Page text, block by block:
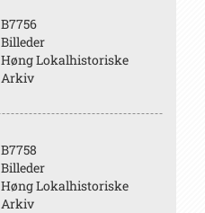
B7756
Billeder
Høng Lokalhistoriske
Arkiv
B7758
Billeder
Høng Lokalhistoriske
Arkiv